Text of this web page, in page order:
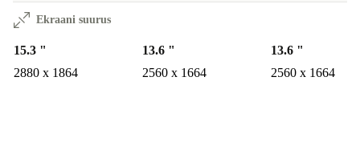
Ekraani suurus
15.3 "
2880 x 1864
13.6 "
2560 x 1664
13.6 "
2560 x 1664